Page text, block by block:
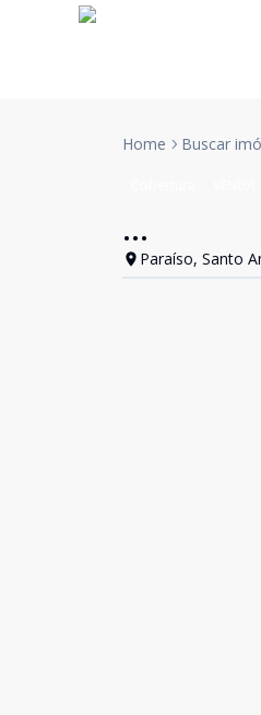
Home Buscar
...
Paraíso, Santo